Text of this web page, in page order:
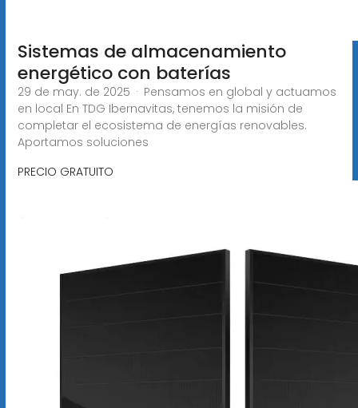
Sistemas de almacenamiento
energético con baterías
29 de may. de 2025 · Pensamos en global y actuamos
en local En TDG Ibernavitas, tenemos la misión de
completar el ecosistema de energías renovables.
Aportamos soluciones
PRECIO GRATUITO